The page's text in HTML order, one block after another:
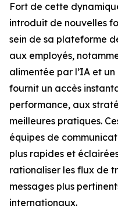
Fort de cette
introduit de nouvelles
sein de sa plateforme
aux employés,
alimentée par l’IA et
fournit un accès
performance, aux
meilleures pratiques.
équipes de
plus rapides et
rationaliser les flux de
messages plus
internationaux.